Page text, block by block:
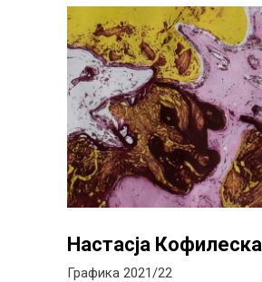
Настасја Кофилеска
Графика 2021/22